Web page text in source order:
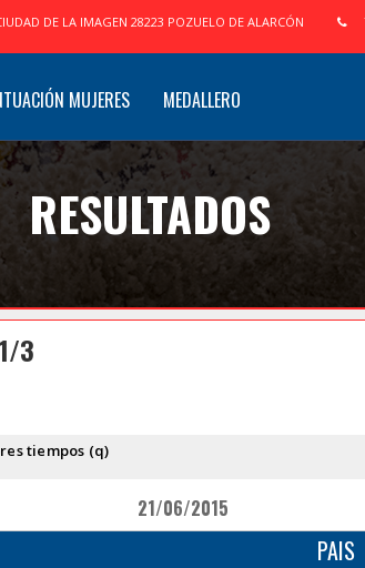
DE LA IMAGEN 28223 POZUELO DE ALARCÓN
MUJERES MEDALLERO
RESULTADOS
3
tiempos (q)
21/06/2015
PAIS